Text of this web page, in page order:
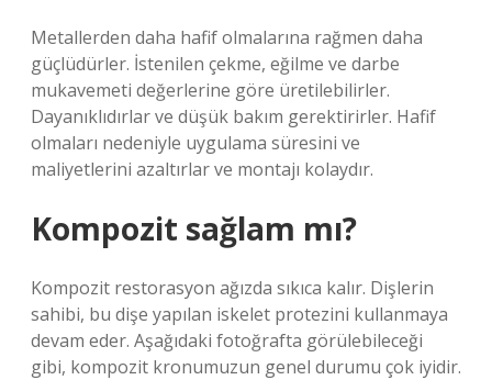
Metallerden daha hafif olmalarına rağmen daha
güçlüdürler. İstenilen çekme, eğilme ve darbe
mukavemeti değerlerine göre üretilebilirler.
Dayanıklıdırlar ve düşük bakım gerektirirler. Hafif
olmaları nedeniyle uygulama süresini ve
maliyetlerini azaltırlar ve montajı kolaydır.
Kompozit sağlam mı?
Kompozit restorasyon ağızda sıkıca kalır. Dişlerin
sahibi, bu dişe yapılan iskelet protezini kullanmaya
devam eder. Aşağıdaki fotoğrafta görülebileceği
gibi, kompozit kronumuzun genel durumu çok iyidir.